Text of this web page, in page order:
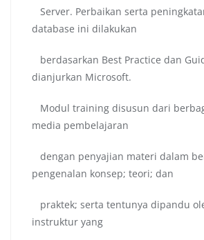
Server. Perbaikan serta
database ini dilakukan
berdasarkan Best Practice dan
dianjurkan Microsoft.
Modul training disusun dari
media pembelajaran
dengan penyajian materi dalam
pengenalan konsep; teori; dan
praktek; serta tentunya dipandu
instruktur yang